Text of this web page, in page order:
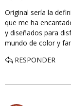
Original sería la
que me ha
y diseñados para
mundo de color y
RESPONDER